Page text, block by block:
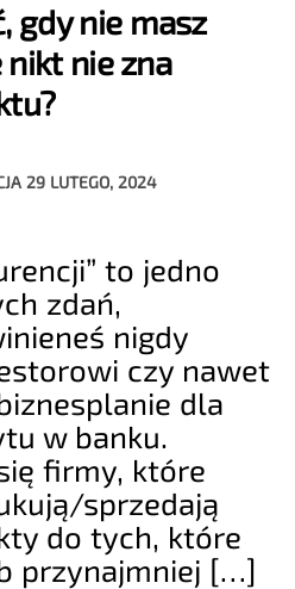
gdy nie masz
nikt nie zna
29 LUTEGO, 2024
to jedno
zdań,
nigdy
czy nawet
dla
w banku.
firmy, które
sprzedają
do tych, które
przynajmniej […]